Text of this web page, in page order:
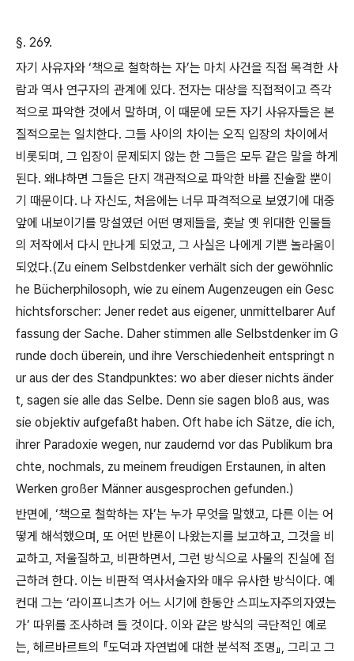
§. 269.
자기 사유자와 ‘책으로 철학하는 자’는 마치 사건을 직접 목격한 사
람과 역사 연구자의 관계에 있다. 전자는 대상을 직접적이고 즉각
적으로 파악한 것에서 말하며, 이 때문에 모든 자기 사유자들은 본
질적으로는 일치한다. 그들 사이의 차이는 오직 입장의 차이에서
비롯되며, 그 입장이 문제되지 않는 한 그들은 모두 같은 말을 하게
된다. 왜냐하면 그들은 단지 객관적으로 파악한 바를 진술할 뿐이
기 때문이다. 나 자신도, 처음에는 너무 파격적으로 보였기에 대중
앞에 내보이기를 망설였던 어떤 명제들을, 훗날 옛 위대한 인물들
의 저작에서 다시 만나게 되었고, 그 사실은 나에게 기쁜 놀라움이
되었다.(Zu einem Selbstdenker verhält sich der gewöhnlic
he Bücherphilosoph, wie zu einem Augenzeugen ein Gesc
hichtsforscher: Jener redet aus eigener, unmittelbarer Auf
fassung der Sache. Daher stimmen alle Selbstdenker im G
runde doch überein, und ihre Verschiedenheit entspringt n
ur aus der des Standpunktes: wo aber dieser nichts änder
t, sagen sie alle das Selbe. Denn sie sagen bloß aus, was
sie objektiv aufgefaßt haben. Oft habe ich Sätze, die ich,
ihrer Paradoxie wegen, nur zaudernd vor das Publikum bra
chte, nochmals, zu meinem freudigen Erstaunen, in alten
Werken großer Männer ausgesprochen gefunden.)
반면에 , ‘책으로 철학하는 자’는 누가 무엇을 말했고, 다른 이는 어
떻게 해석했으며, 또 어떤 반론이 나왔는지를 보고하고, 그것을 비
교하고, 저울질하고, 비판하면서, 그런 방식으로 사물의 진실에 접
근하려 한다. 이는 비판적 역사서술자와 매우 유사한 방식이다. 예
컨대 그는 ‘라이프니츠가 어느 시기에 한동안 스피노자주의자였는
가’ 따위를 조사하려 들 것이다. 이와 같은 방식의 극단적인 예로
는, 헤르바르트의 『도덕과 자연법에 대한 분석적 조명』, 그리고 그